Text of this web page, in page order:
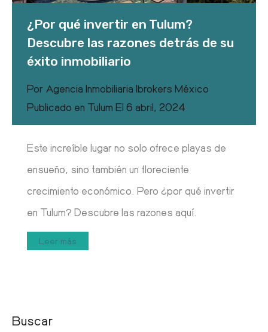
¿Por qué invertir en Tulum?
Descubre las razones detrás de su
éxito inmobiliario
Por Agencia Inmobiliaria Ibrokers México
Publicado en Tulum El 6 abril, 2024
Este increíble lugar no solo ofrece playas de
ensueño, sino también un floreciente
crecimiento económico. Pero ¿por qué invertir
en Tulum? Descubre las razones aquí.
Leer más
Buscar